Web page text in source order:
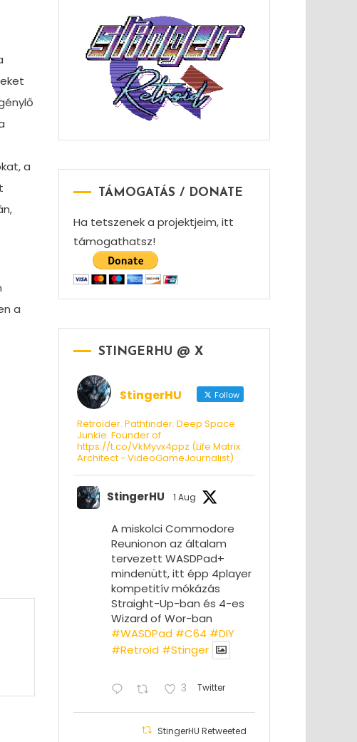
a
a
TÁMOGATÁS / DONATE
Ha tetszenek a projektjeim, itt
támogathatsz!
STINGERHU @ X
StingerHU Follow
Retroider. Pathfinder. Deep Space
Junkie. Founder of
https://t.co/VkMyvx4ppz (Life Matrix:
Architect - VideoGameJournalist)
StingerHU 1 Aug
A miskolci Commodore
Reunionon az általam
tervezett WASDPad+
mindenütt, itt épp 4player
kompetitív mókázás
Straight-Up-ban és 4-es
Wizard of Wor-ban
#WASDPad #C64 #DIY
#Retroid #Stinger
3 Twitter
StingerHU Retweeted